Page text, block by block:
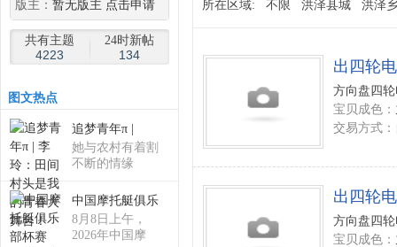
泽
论
版主： 暂无版主 点击申请
共有主题
4223
24时新帖
134
图文热点
追梦青年π |
她与农村有着割
不断的情缘
中国摩托艇俱乐
8月8日上午，
2026年中国摩
所在区域: 不限 洪泽县城 洪泽
出四轮
方向盘四
宝贝成色：
交易方式：
出四轮
方向盘四
宝贝成色：